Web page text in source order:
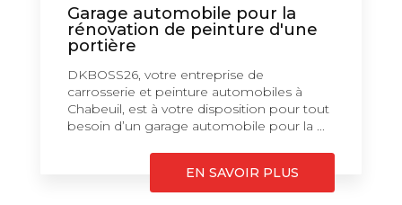
Garage automobile pour la
rénovation de peinture d'une
portière
DKBOSS26, votre entreprise de
carrosserie et peinture automobiles à
Chabeuil, est à votre disposition pour tout
besoin d’un garage automobile pour la ...
EN SAVOIR PLUS